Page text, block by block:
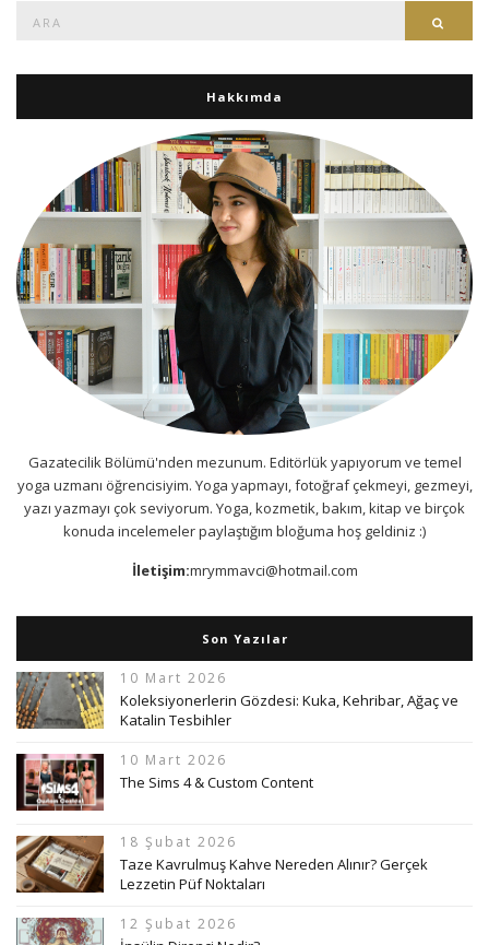
Hakkımda
Gazatecilik Bölümü'nden mezunum. Editörlük yapıyorum ve temel
yoga uzmanı öğrencisiyim. Yoga yapmayı, fotoğraf çekmeyi, gezmeyi,
yazı yazmayı çok seviyorum. Yoga, kozmetik, bakım, kitap ve birçok
konuda incelemeler paylaştığım bloğuma hoş geldiniz :)
İletişim:mrymmavci@hotmail.com
Son Yazılar
10 Mart 2026
Koleksiyonerlerin Gözdesi: Kuka, Kehribar, Ağaç ve
Katalin Tesbihler
10 Mart 2026
The Sims 4 & Custom Content
18 Şubat 2026
Taze Kavrulmuş Kahve Nereden Alınır? Gerçek
Lezzetin Püf Noktaları
12 Şubat 2026